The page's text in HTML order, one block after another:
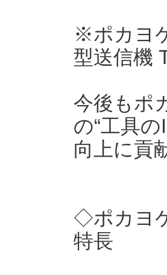
※ポカヨ
型送信機
今後もポ
の“工具
向上に貢
◇ポカヨ
特長